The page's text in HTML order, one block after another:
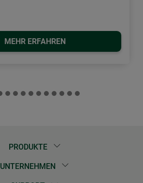
MEHR ERFAHREN
PRODUKTE
UNTERNEHMEN